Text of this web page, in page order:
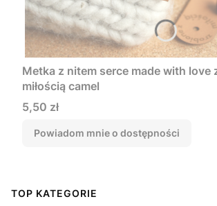
Metka z nitem serce made with love
miłością camel
Cena
5,50 zł
Powiadom mnie o dostępności
Linki w stopce
TOP KATEGORIE